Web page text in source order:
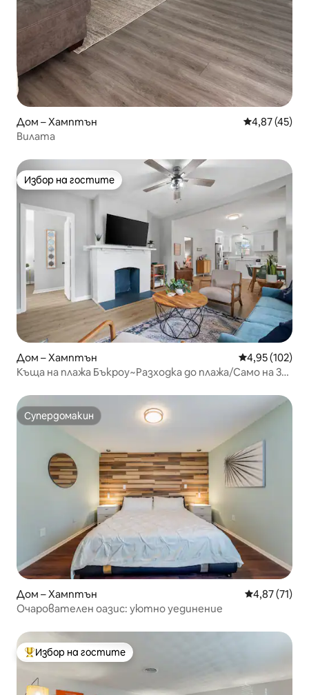
Дом – Хамптън Средна
4,87 (45)
Вилата
Избор на гостите
Избор на гостите
Дом – Хамптън Средна
4,95 (102)
Къща на плажа Бъкроу~Разходка до плажа/Само на 3
Супердомакин
Супердомакин
Дом – Хамптън Средна
4,87 (71)
Очарователен оазис: уютно уединение
Най-популярен избор на гостите
Избор на гостите